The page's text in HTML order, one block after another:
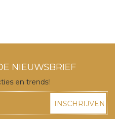
NIEUWSBRIEF
en trends!
INSCHRIJVEN